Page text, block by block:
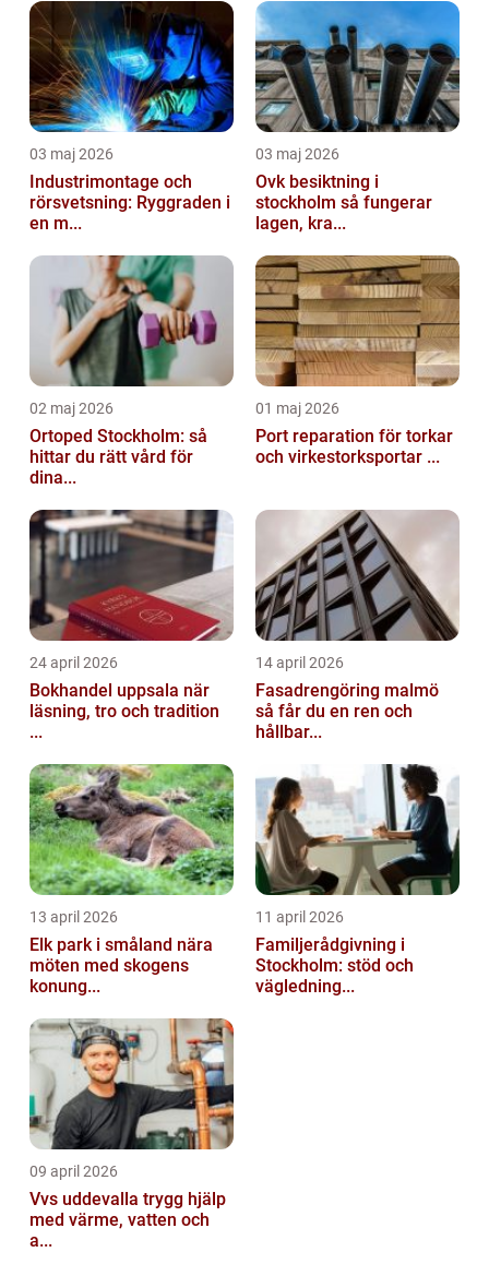
03 maj 2026
Industrimontage och
rörsvetsning: Ryggraden i
en m...
03 maj 2026
Ovk besiktning i
stockholm så fungerar
lagen, kra...
02 maj 2026
Ortoped Stockholm: så
hittar du rätt vård för
dina...
01 maj 2026
Port reparation för torkar
och virkestorksportar ...
24 april 2026
Bokhandel uppsala när
läsning, tro och tradition
...
14 april 2026
Fasadrengöring malmö
så får du en ren och
hållbar...
13 april 2026
Elk park i småland nära
möten med skogens
konung...
11 april 2026
Familjerådgivning i
Stockholm: stöd och
vägledning...
09 april 2026
Vvs uddevalla trygg hjälp
med värme, vatten och
a...